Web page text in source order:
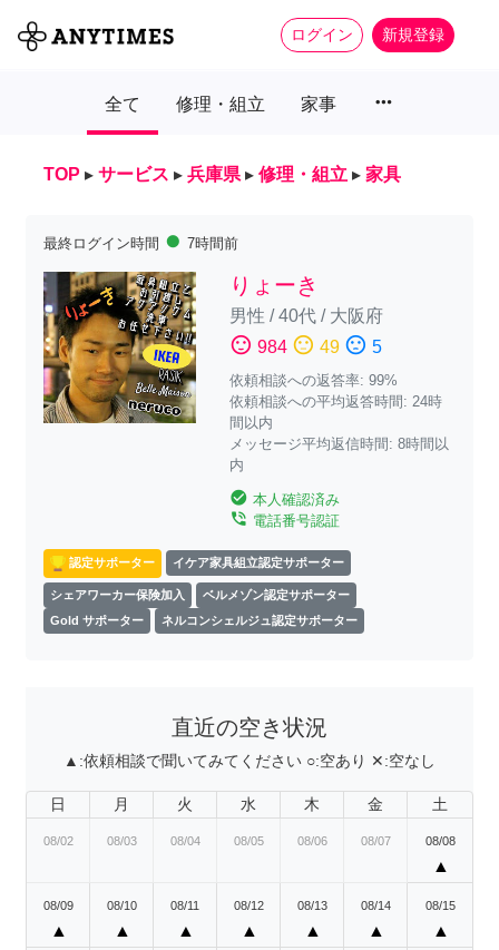
ログイン 新規登録
全て 修理・組立 家事 more_horiz
TOP ▸ サービス ▸ 兵庫県 ▸ 修理・組立 ▸ 家具
最終ログイン時間 fiber_manual_record 7時間前
りょーき
男性 /40代/ 大阪府
sentiment_satisfied 984 sentiment_neutral 49 sentiment_dissatisfied 5
依頼相談への返答率: 99%
依頼相談への平均返答時間: 24時
間以内
メッセージ平均返信時間: 8時間以
内
check_circle 本人確認済み
phone_in_talk 電話番号認証
認定サポーター イケア家具組立認定サポーター
シェアワーカー保険加入
ベルメゾン認定サポーター
Gold サポーター
ネルコンシェルジュ認定サポーター
直近の空き状況
▲:依頼相談で聞いてみてください ○:空あり ✕:空なし
日 月 火 水 木 金 土
08/02 08/03 08/04 08/05 08/06 08/07 08/08
▲
08/09
▲
08/10
▲
08/11
▲
08/12
▲
08/13
▲
08/14
▲
08/15
▲